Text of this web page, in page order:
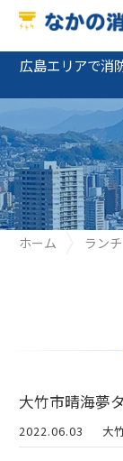
広島エリアで消
ホーム ランチ
大竹市晴海夢
2022.06.03 大